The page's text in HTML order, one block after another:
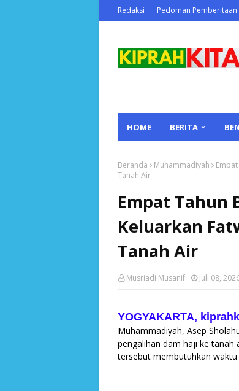
Redaksi Pedoman Pemberitaan
HOME BERITA
Beranda Muhammadiyah
Tanah Air
Empat Tahun
Keluarkan
Tanah Air
Musriadi Musanif Juli 08,
YOGYAKARTA,
Muhammadiyah, Asep
pengalihan dam haji ke tanah
tersebut membutuhkan